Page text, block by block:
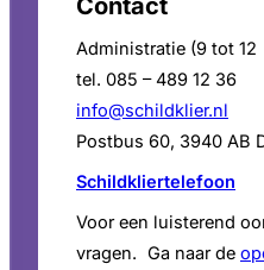
Administratie (9 tot
tel. 085 – 489 12 36
info@schildklier.nl
Postbus 60, 3940 AB
Schildkliertelefoon
Voor een luisterend
vragen. Ga naar de